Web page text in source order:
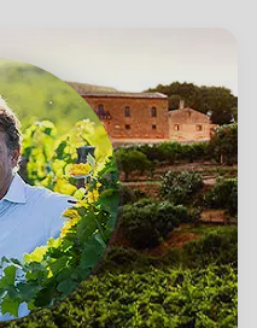
anzeigen →